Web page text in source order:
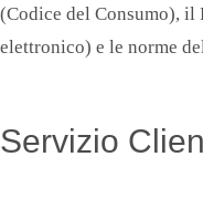
(Codice del Consumo), il
elettronico) e le norme
Servizio